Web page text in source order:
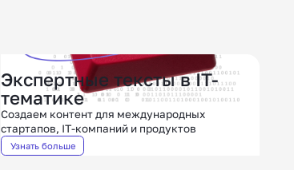
Экспертные тексты в IT-
тематике
Создаем контент для международных
стартапов, IT-компаний и продуктов
Узнать больше